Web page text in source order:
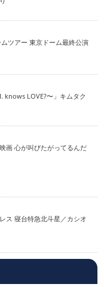
ツアー 東京ドーム最終公演
knows LOVE?〜」キムタク
画 心が叫びたがってるんだ
ス 寝台特急北斗星／カシオ